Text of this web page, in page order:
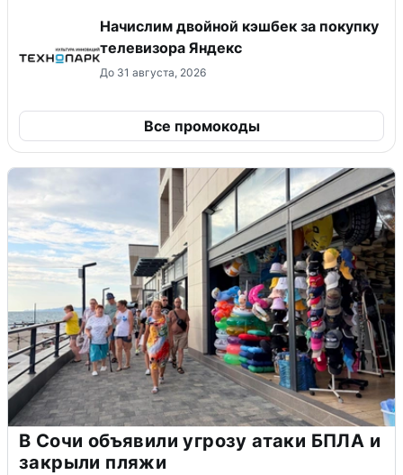
Начислим двойной кэшбек за покупку
телевизора Яндекс
До 31 августа, 2026
Все промокоды
В Сочи объявили угрозу атаки БПЛА и
закрыли пляжи